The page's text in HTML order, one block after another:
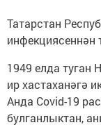
Татарстан
инфекциясеннән
1949 елда туган
ир хастаханәгә
Анда Covid-19
булганлыктан,